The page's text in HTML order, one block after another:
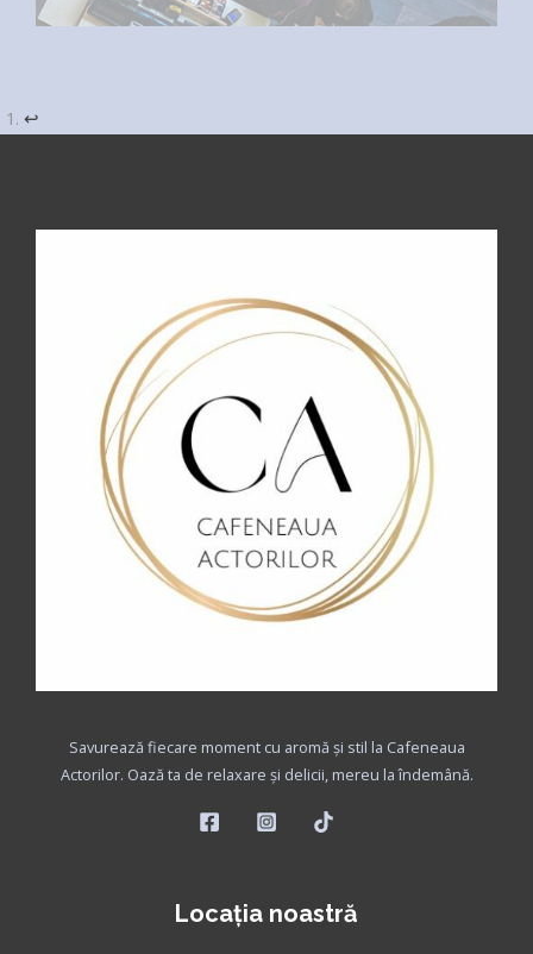
↩︎
Savurează fiecare moment cu aromă și stil la Cafeneaua
Actorilor. Oază ta de relaxare și delicii, mereu la îndemână.
Locaţia noastră